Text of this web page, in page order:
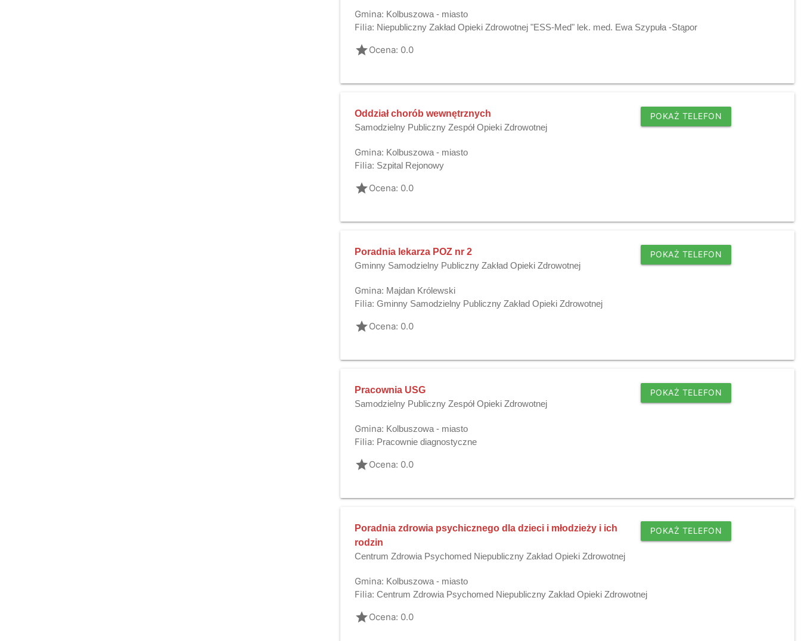
Gmina: Kolbuszowa - miasto
Filia: Niepubliczny Zakład Opieki Zdrowotnej "ESS-Med" lek. med. Ewa Szypuła -Stąpor
gradeOcena: 0.0
Oddział chorób wewnętrznych
Samodzielny Publiczny Zespół Opieki Zdrowotnej
POKAŻ TELEFON
Gmina: Kolbuszowa - miasto
Filia: Szpital Rejonowy
gradeOcena: 0.0
Poradnia lekarza POZ nr 2
Gminny Samodzielny Publiczny Zakład Opieki Zdrowotnej
POKAŻ TELEFON
Gmina: Majdan Królewski
Filia: Gminny Samodzielny Publiczny Zakład Opieki Zdrowotnej
gradeOcena: 0.0
Pracownia USG
Samodzielny Publiczny Zespół Opieki Zdrowotnej
POKAŻ TELEFON
Gmina: Kolbuszowa - miasto
Filia: Pracownie diagnostyczne
gradeOcena: 0.0
Poradnia zdrowia psychicznego dla dzieci i młodzieży i ich
rodzin
Centrum Zdrowia Psychomed Niepubliczny Zakład Opieki Zdrowotnej
POKAŻ TELEFON
Gmina: Kolbuszowa - miasto
Filia: Centrum Zdrowia Psychomed Niepubliczny Zakład Opieki Zdrowotnej
gradeOcena: 0.0